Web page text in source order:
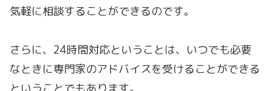
気軽に相談することができるのです。
さらに、24時間対応ということは、いつでも必要
なときに専門家のアドバイスを受けることができる